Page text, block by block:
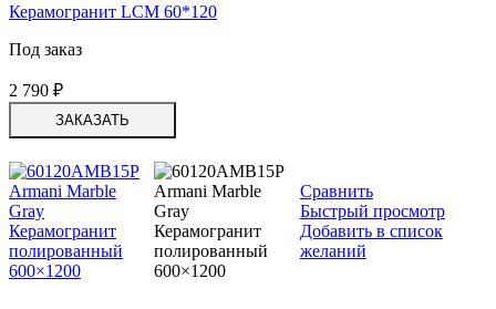
Керамогранит LCM 60*120
Под заказ
2 790 ₽
ЗАКАЗАТЬ
Сравнить
Быстрый просмотр
Добавить в список
желаний